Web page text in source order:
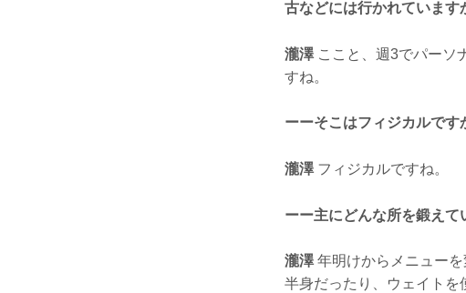
古などには行かれています
瀧澤ここと、週3でパーソ
すね。
ーーそこはフィジカルです
瀧澤フィジカルですね。
ーー主にどんな所を鍛えて
瀧澤年明けからメニューを
半身だったり、ウェイトを